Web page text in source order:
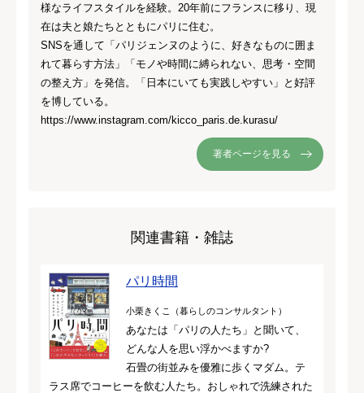
様なライフスタイルを経験。20年前にフランスに移り、現
在は夫と娘たちとともにパリに住む。
SNSを通して「パリジェンヌのように、好きなものに囲ま
れて暮らす方法」「モノや時間に縛られない、思考・空間
の整え方」を発信。「日本にいても実践しやすい」と好評
を博している。
https://www.instagram.com/kicco_paris.de.kurasu/
著者ページを見る
関連書籍・雑誌
パリ時間
小栗きくこ（暮らしのコンサルタント）
あなたは「パリの人たち」と聞いて、
どんな人を思い浮かべますか?
石畳の街並みを優雅に歩くマダム。テ
ラス席でコーヒーを飲む人たち。おしゃれで洗練された